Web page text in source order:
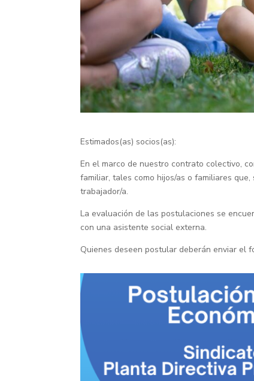
Estimados(as) socios(as):
En el marco de nuestro contrato colectivo,
familiar, tales como hijos/as o familiares
trabajador/a.
La evaluación de las postulaciones se
con una asistente social externa.
Quienes deseen postular deberán enviar el